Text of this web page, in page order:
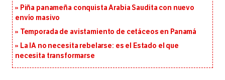
Piña panameña conquista Arabia Saudita con nuevo
envío masivo
Temporada de avistamiento de cetáceos en Panamá
La IA no necesita rebelarse: es el Estado el que
necesita transformarse